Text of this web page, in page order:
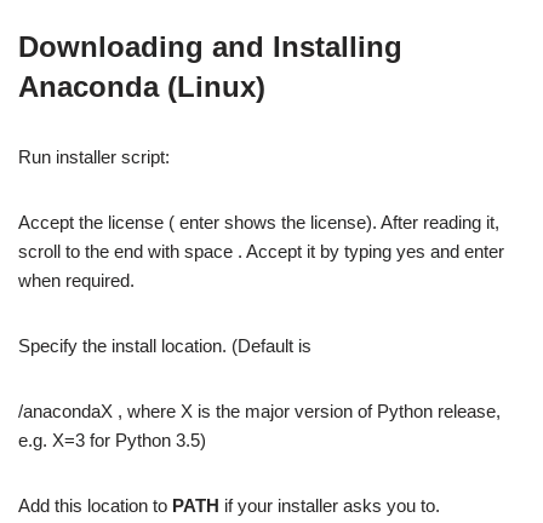
Downloading and Installing
Anaconda (Linux)
Run installer script:
Accept the license ( enter shows the license). After reading it,
scroll to the end with space . Accept it by typing yes and enter
when required.
Specify the install location. (Default is
/anacondaX , where X is the major version of Python release,
e.g. X=3 for Python 3.5)
Add this location to PATH if your installer asks you to.